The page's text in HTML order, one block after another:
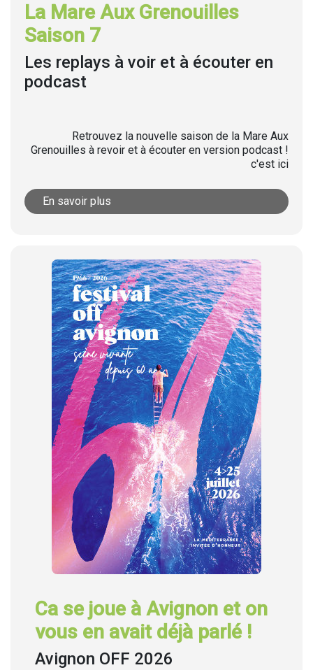
La Mare Aux Grenouilles
Saison 7
Les replays à voir et à écouter en
podcast
Retrouvez la nouvelle saison de la Mare Aux
Grenouilles à revoir et à écouter en version podcast !
c'est ici
En savoir plus
Ca se joue à Avignon et on
vous en avait déjà parlé !
Avignon OFF 2026